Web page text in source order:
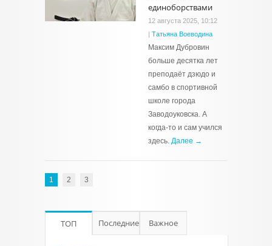
единоборствами
12 августа 2025, 10:12
| Татьяна Воеводина
Максим Дубровин
больше десятка лет
преподаёт дзюдо и
самбо в спортивной
школе города
Заводоуковска. А
когда-то и сам учился
здесь. Далее →
1 2 3
ТОП Последние Важное